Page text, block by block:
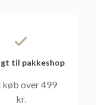
til pakkeshop
køb over 499
kr.